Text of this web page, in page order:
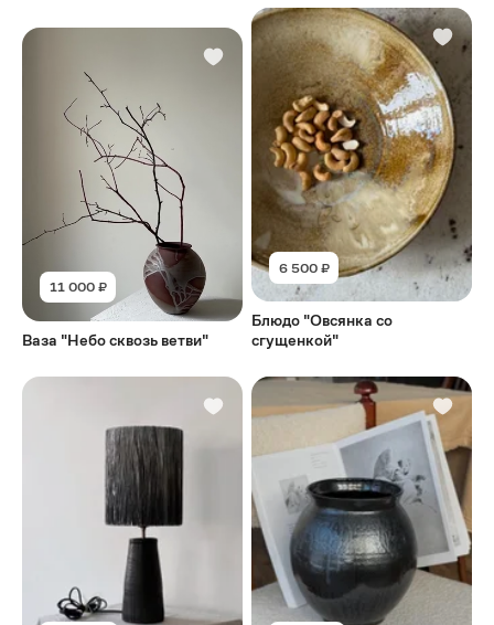
11 000 ₽
Ваза "Небо сквозь ветви"
6 500 ₽
Блюдо "Овсянка со
сгущенкой"